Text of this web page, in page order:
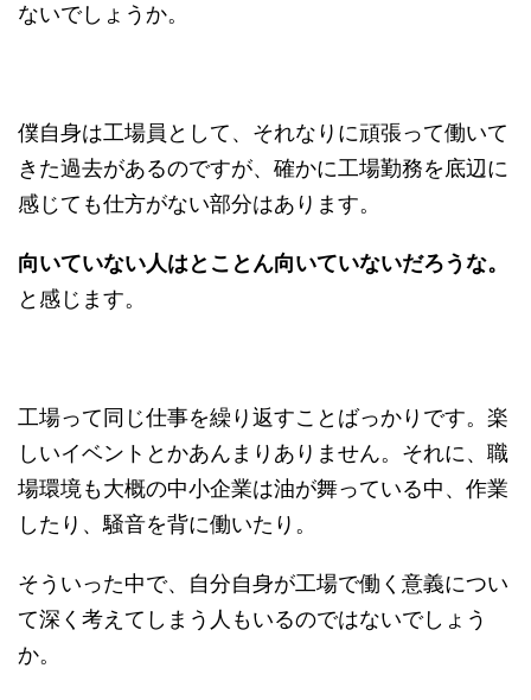
ないでしょうか。
僕自身は工場員として、それなりに頑張って働いて
きた過去があるのですが、確かに工場勤務を底辺に
感じても仕方がない部分はあります。
向いていない人はとことん向いていないだろうな。
と感じます。
工場って同じ仕事を繰り返すことばっかりです。楽
しいイベントとかあんまりありません。それに、職
場環境も大概の中小企業は油が舞っている中、作業
したり、騒音を背に働いたり。
そういった中で、自分自身が工場で働く意義につい
て深く考えてしまう人もいるのではないでしょう
か。